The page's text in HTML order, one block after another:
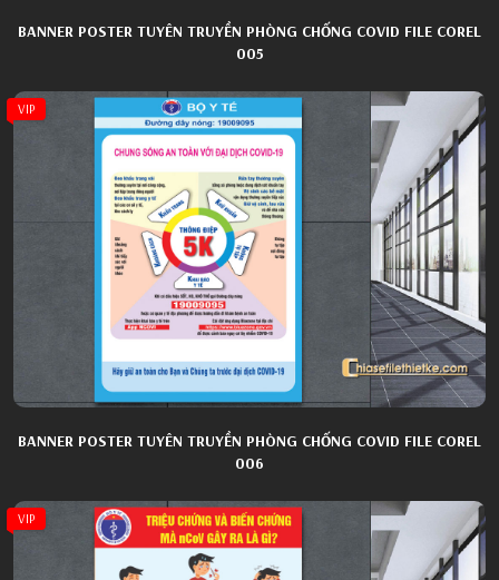
BANNER POSTER TUYÊN TRUYỀN PHÒNG CHỐNG COVID FILE COREL
005
VIP
BANNER POSTER TUYÊN TRUYỀN PHÒNG CHỐNG COVID FILE COREL
006
VIP